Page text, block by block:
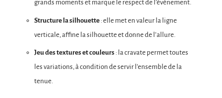
grands moments et marque le respect de l’événement.
Structure la silhouette : elle met en valeur la ligne
verticale, affine la silhouette et donne de l’allure.
Jeu des textures et couleurs : la cravate permet toutes
les variations, à condition de servir l’ensemble de la
tenue.